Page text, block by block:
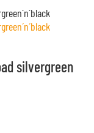
silvergreen